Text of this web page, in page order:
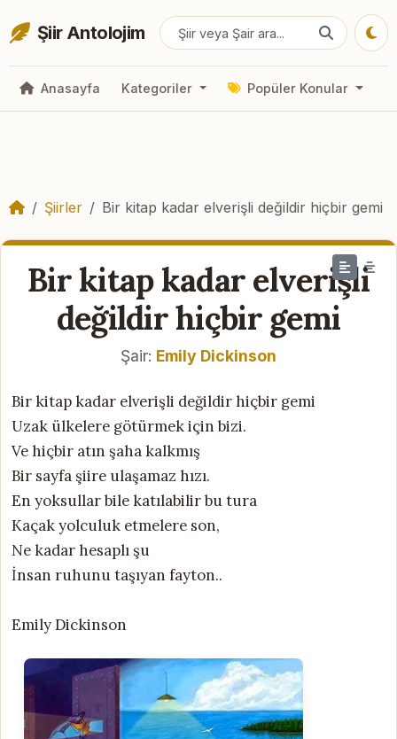
Şiir Antolojim
Anasayfa Kategoriler Popüler Konular
Şiirler Bir kitap kadar elverişli değildir hiçbir gemi
Bir kitap kadar elverişli
değildir hiçbir gemi
Şair: Emily Dickinson
Bir kitap kadar elverişli değildir hiçbir gemi
Uzak ülkelere götürmek için bizi.
Ve hiçbir atın şaha kalkmış
Bir sayfa şiire ulaşamaz hızı.
En yoksullar bile katılabilir bu tura
Kaçak yolculuk etmelere son,
Ne kadar hesaplı şu
İnsan ruhunu taşıyan fayton..
Emily Dickinson